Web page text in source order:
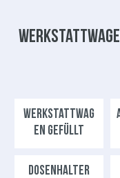
WERKSTATTWAG
EN GEFÜLLT
DOSENHALTER